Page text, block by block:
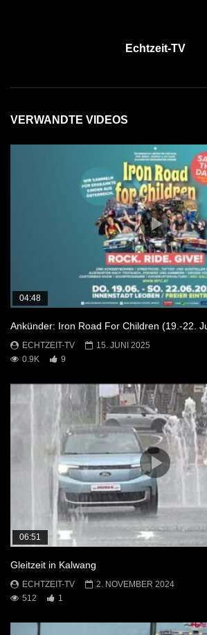
Echtzeit-TV
VERWANDTE VIDEOS
04:48
Ankünder: Iron Road For Children (19.-22.
ECHTZEIT-TV
15. JUNI 2025
0.9K
9
06:51
Gleitzeit in Kalwang
ECHTZEIT-TV
2. NOVEMBER 2024
512
1